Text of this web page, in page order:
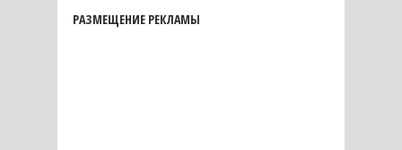
РАЗМЕЩЕНИЕ РЕКЛАМЫ